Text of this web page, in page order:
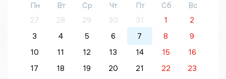
Пн Вт Ср Чт Пт Сб
Вс
27
28 29 30 31 1
2
3
4 5 6 7 8
9
10
11 12 13 14 15
16
17
18 19 20 21 22
23